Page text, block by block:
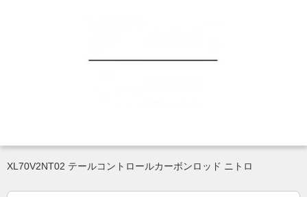
XL70V2NT02 テールコントロールカーボンロッド ニトロ